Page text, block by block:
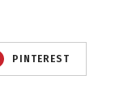
PINTEREST